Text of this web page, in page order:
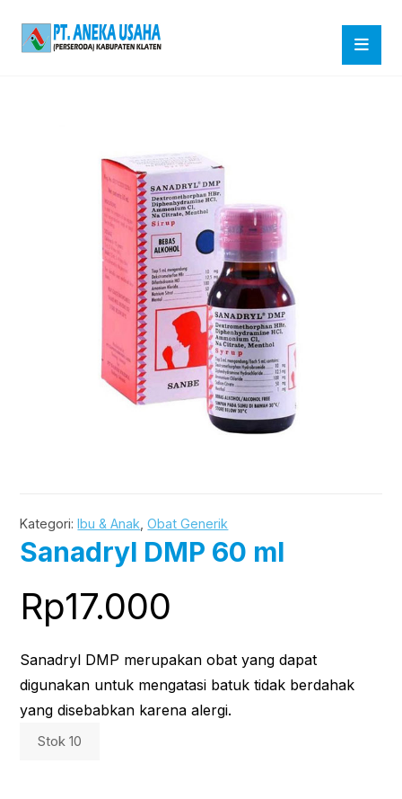
Kategori:Ibu & Anak ,Obat Generik
Sanadryl DMP 60 ml
Rp17.000
Sanadryl DMP merupakan obat yang dapat
digunakan untuk mengatasi batuk tidak berdahak
yang disebabkan karena alergi.
Stok 10